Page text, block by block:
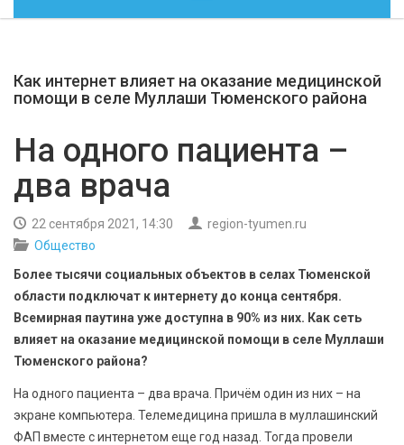
ОБЩЕСТВО
КУЛЬТУРА
БЕЗОПАСНОСТЬ
Как интернет влияет на оказание медицинской
помощи в селе Муллаши Тюменского района
На одного пациента –
два врача
22 сентября 2021, 14:30
region-tyumen.ru
Общество
Более тысячи социальных объектов в селах Тюменской
области подключат к интернету до конца сентября.
Всемирная паутина уже доступна в 90% из них. Как сеть
влияет на оказание медицинской помощи в селе Муллаши
Тюменского района?
На одного пациента – два врача. Причём один из них – на
экране компьютера. Телемедицина пришла в муллашинский
ФАП вместе с интернетом еще год назад. Тогда провели